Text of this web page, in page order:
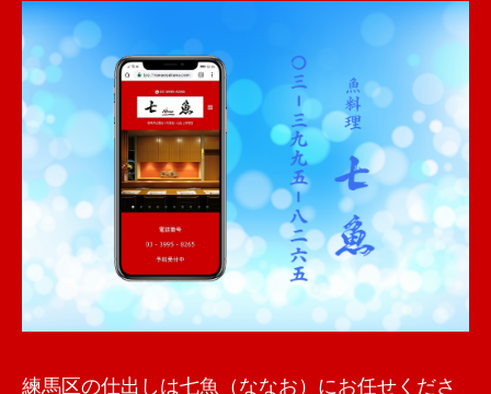
練馬区の仕出しは七魚（ななお）にお任せくださ